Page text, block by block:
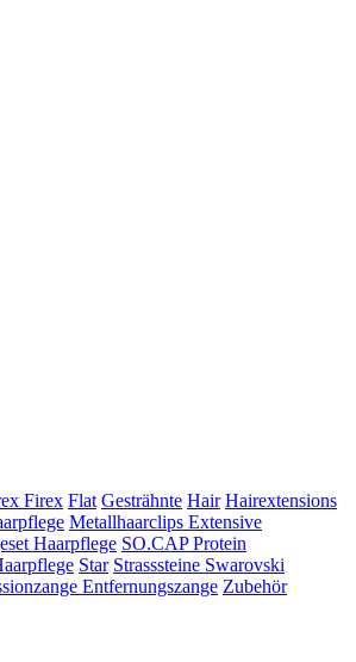
Firex Flat Gesträhnte Hair Hairextensions
Metallhaarclips Extensive
Haarpflege SO.CAP Protein
Star Strasssteine Swarovski
Entfernungszange Zubehör